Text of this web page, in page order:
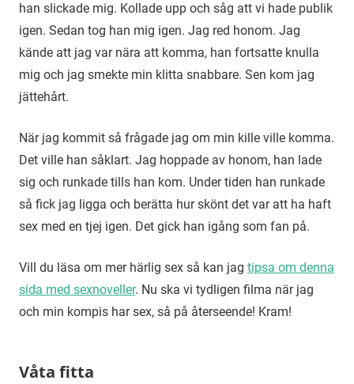
han slickade mig. Kollade upp och såg att vi hade publik
igen. Sedan tog han mig igen. Jag red honom. Jag
kände att jag var nära att komma, han fortsatte knulla
mig och jag smekte min klitta snabbare. Sen kom jag
jättehårt.
När jag kommit så frågade jag om min kille ville komma.
Det ville han såklart. Jag hoppade av honom, han lade
sig och runkade tills han kom. Under tiden han runkade
så fick jag ligga och berätta hur skönt det var att ha haft
sex med en tjej igen. Det gick han igång som fan på.
Vill du läsa om mer härlig sex så kan jag tipsa om denna
sida med sexnoveller. Nu ska vi tydligen filma när jag
och min kompis har sex, så på återseende! Kram!
Våta fitta